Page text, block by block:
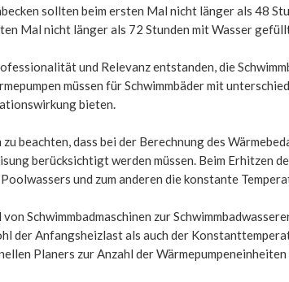
sollten beim ersten Mal nicht länger als 48
Mal nicht länger als 72 Stunden mit Wasser
und Relevanz entstanden, die
müssen für Schwimmbäder mit
bieten.
zu beachten, dass bei der Berechnung des
berücksichtigt werden müssen. Beim Erhitzen
und zum anderen die konstante
von Schwimmbadmaschinen zur
der Anfangsheizlast als auch der
Planers zur Anzahl der